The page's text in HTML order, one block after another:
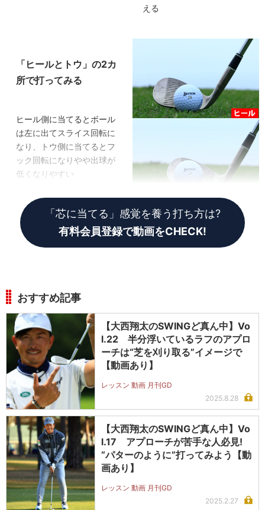
える
「ヒールとトウ」の2カ
所で打ってみる
ヒール側に当てるとボール
は左に出てスライス回転に
なり、トウ側に当てるとフ
ック回転になりやや出球が
低くなりやすい
「芯に当てる」感覚を養う打ち方は?
有料会員登録で動画をCHECK!
おすすめ記事
【大西翔太のSWINGど真ん中】Vo
l.22 半分浮いているラフのアプロ
ーチは“芝を刈り取る”イメージで
【動画あり】
レッスン 動画 月刊GD
2025.8.28
【大西翔太のSWINGど真ん中】Vo
l.17 アプローチが苦手な人必見!
“パターのように”打ってみよう【動
画あり】
レッスン 動画 月刊GD
2025.2.27